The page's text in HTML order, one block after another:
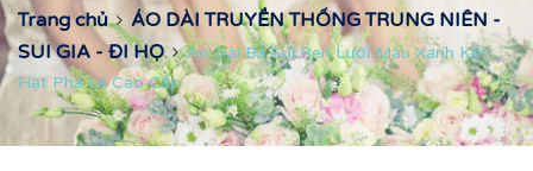
Trang chủ
ÁO DÀI TRUYỀN THỐNG TRUNG NIÊN -
SUI GIA - ĐI HỌ
Áo Dài Bà Sui Ren Lưới Màu Xanh Kết
Hạt Pha Lê Cao Cấp